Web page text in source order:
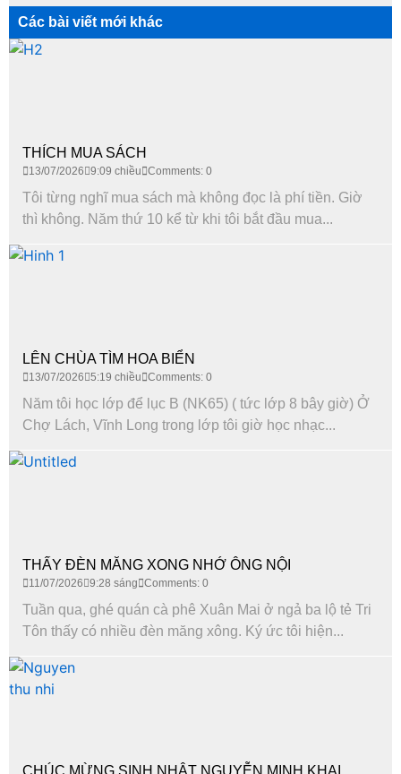
Các bài viết mới khác
THÍCH MUA SÁCH
13/07/2026 9:09 chiều Comments: 0
Tôi từng nghĩ mua sách mà không đọc là phí tiền. Giờ
thì không. Năm thứ 10 kể từ khi tôi bắt đầu mua...
LÊN CHÙA TÌM HOA BIỂN
13/07/2026 5:19 chiều Comments: 0
Năm tôi học lớp để lục B (NK65) ( tức lớp 8 bây giờ) Ở
Chợ Lách, Vĩnh Long trong lớp tôi giờ học nhạc...
THẤY ĐÈN MĂNG XONG NHỚ ÔNG NỘI
11/07/2026 9:28 sáng Comments: 0
Tuần qua, ghé quán cà phê Xuân Mai ở ngả ba lộ tẻ Tri
Tôn thấy có nhiều đèn măng xông. Ký ức tôi hiện...